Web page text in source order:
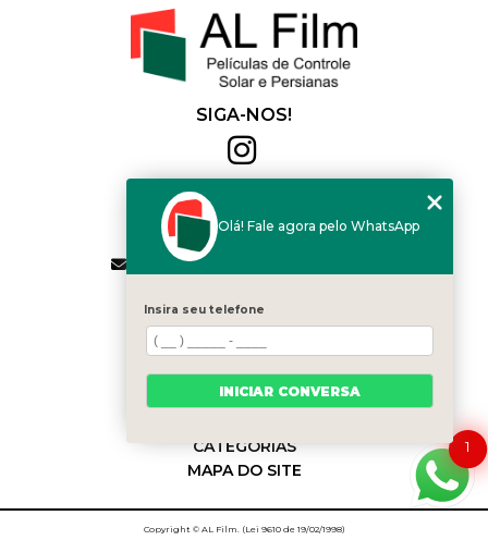
SIGA-NOS!
(11) 2564-4684
(11) 94168-2041
contato.vendas@alfilm.com.br
MENU
HOME
QUEM SOMOS
SERVIÇOS
BLOG
CATEGORIAS
MAPA DO SITE
Copyright © AL Film. (Lei 9610 de 19/02/1998)
1
Olá! Fale agora pelo WhatsApp
Insira seu telefone
INICIAR CONVERSA